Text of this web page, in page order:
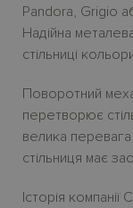
Pandora, Grigio
Надійна
стільниці
Поворотний
перетворює
велика
стільниця має
Історія